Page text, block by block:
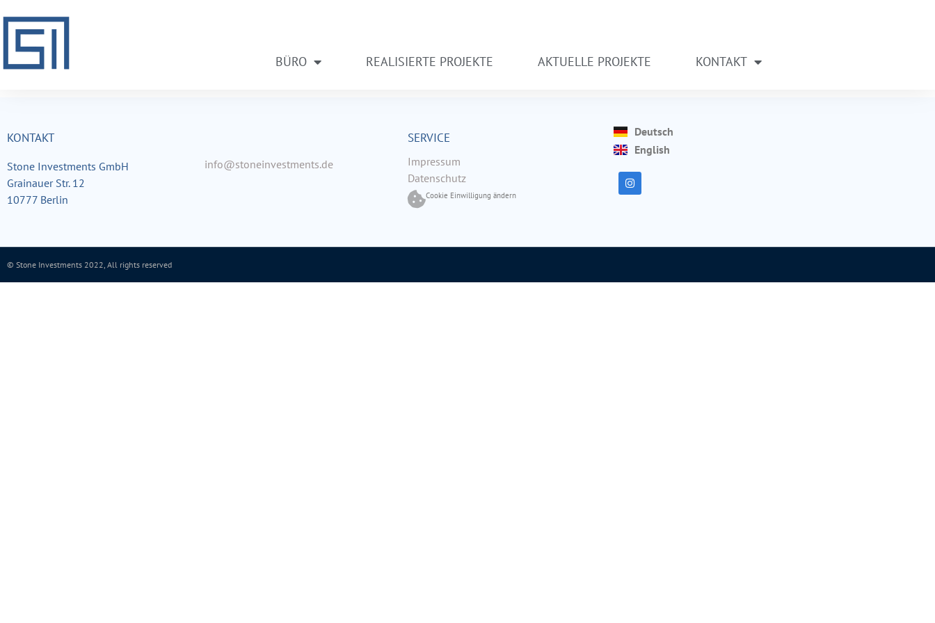
BÜRO REALISIERTE PROJEKTE AKTUELLE PROJEKTE KONTAKT
KONTAKT
Stone Investments GmbH
Grainauer Str. 12
10777 Berlin
info@stoneinvestments.de
SERVICE
Impressum
Datenschutz
Cookie Einwilligung ändern
Deutsch
English
© Stone Investments 2022, All rights reserved